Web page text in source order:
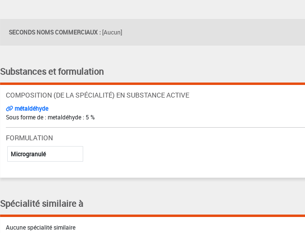
SECONDS NOMS COMMERCIAUX : [Aucun]
Substances et formulation
COMPOSITION (DE LA SPÉCIALITÉ) EN SUBSTANCE ACTIVE
métaldéhyde
Sous forme de : metaldéhyde : 5 %
FORMULATION
Microgranulé
Spécialité similaire à
Aucune spécialité similaire